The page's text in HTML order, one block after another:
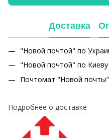
Доставка
"Новой почтой" по
"Новой почтой" по
Почтомат "Новой
Подробнее о доставке